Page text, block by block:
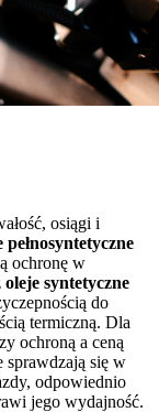
osiągi i
pełnosyntetyczne
ochronę w
oleje syntetyczne
do
termiczną. Dla
ochroną a ceną
sprawdzają się w
odpowiednio
jego wydajność.